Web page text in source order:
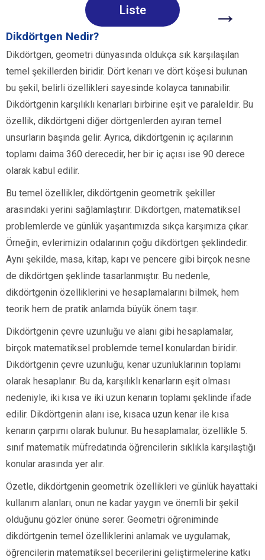
Liste →
Dikdörtgen Nedir?
Dikdörtgen, geometri dünyasında oldukça sık karşılaşılan
temel şekillerden biridir. Dört kenarı ve dört köşesi bulunan
bu şekil, belirli özellikleri sayesinde kolayca tanınabilir.
Dikdörtgenin karşılıklı kenarları birbirine eşit ve paraleldir. Bu
özellik, dikdörtgeni diğer dörtgenlerden ayıran temel
unsurların başında gelir. Ayrıca, dikdörtgenin iç açılarının
toplamı daima 360 derecedir, her bir iç açısı ise 90 derece
olarak kabul edilir.
Bu temel özellikler, dikdörtgenin geometrik şekiller
arasındaki yerini sağlamlaştırır. Dikdörtgen, matematiksel
problemlerde ve günlük yaşantımızda sıkça karşımıza çıkar.
Örneğin, evlerimizin odalarının çoğu dikdörtgen şeklindedir.
Aynı şekilde, masa, kitap, kapı ve pencere gibi birçok nesne
de dikdörtgen şeklinde tasarlanmıştır. Bu nedenle,
dikdörtgenin özelliklerini ve hesaplamalarını bilmek, hem
teorik hem de pratik anlamda büyük önem taşır.
Dikdörtgenin çevre uzunluğu ve alanı gibi hesaplamalar,
birçok matematiksel problemde temel konulardan biridir.
Dikdörtgenin çevre uzunluğu, kenar uzunluklarının toplamı
olarak hesaplanır. Bu da, karşılıklı kenarların eşit olması
nedeniyle, iki kısa ve iki uzun kenarın toplamı şeklinde ifade
edilir. Dikdörtgenin alanı ise, kısaca uzun kenar ile kısa
kenarın çarpımı olarak bulunur. Bu hesaplamalar, özellikle 5.
sınıf matematik müfredatında öğrencilerin sıklıkla karşılaştığı
konular arasında yer alır.
Özetle, dikdörtgenin geometrik özellikleri ve günlük hayattaki
kullanım alanları, onun ne kadar yaygın ve önemli bir şekil
olduğunu gözler önüne serer. Geometri öğreniminde
dikdörtgenin temel özelliklerini anlamak ve uygulamak,
öğrencilerin matematiksel becerilerini geliştirmelerine katkı